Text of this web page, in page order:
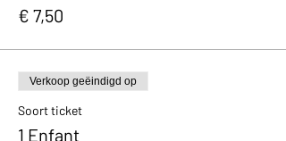
€ 7,50
Verkoop geëindigd op
Soort ticket
1 Enfant